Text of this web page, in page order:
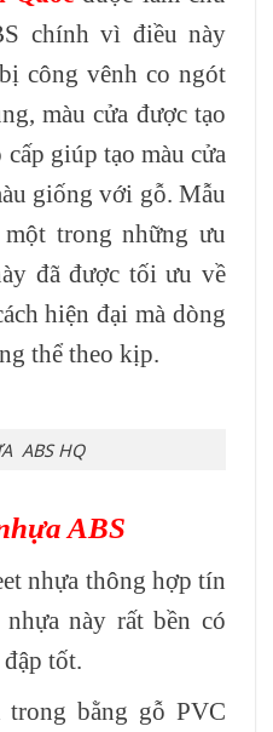
chính vì điều này
công vênh co ngót
màu cửa được tạo
giúp tạo màu cửa
giống với gỗ. Mẫu
trong những ưu
đã được tối ưu về
hiện đại mà dòng
thể theo kịp.
ABS HQ
ABS
nhựa thông hợp tín
này rất bền có
tốt.
trong bằng gỗ PVC